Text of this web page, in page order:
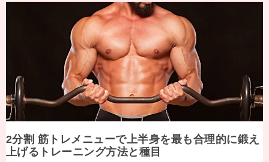
2分割 筋トレメニューで上半身を最も合理的に鍛え
上げるトレーニング方法と種目